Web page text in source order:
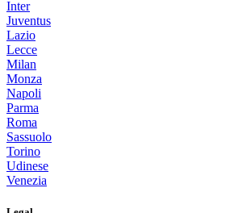
Inter
Juventus
Lazio
Lecce
Milan
Monza
Napoli
Parma
Roma
Sassuolo
Torino
Udinese
Venezia